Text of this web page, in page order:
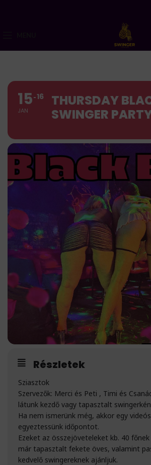
15
JAN
16
THURSDAY
SWINGER
Részletek
Sziasztok
Szervezők: Merci és Peti , Timi és
látunk kezdő vagy tapasztalt
Ha nem ismerünk még, akkor egy
egyeztessünk időpontot.
Ezeket az összejöveteleket kb. 40
már tapasztalt fekete öves, valamint
kedvelő swingereknek ajánljuk.